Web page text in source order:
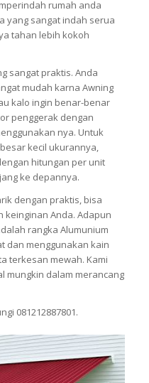
rumah anda
yang sangat indah serua
tahan lebih kokoh
sangat praktis. Anda
mudah karna Awning
kalo ingin benar-benar
penggerak dengan
nya. Untuk
kecil ukurannya,
hitungan per unit
ke depannya.
dengan praktis, bisa
Anda. Adapun
rangka Alumunium
dan menggunakan kain
terkesan mewah. Kami
mungkin dalam merancang
081212887801.